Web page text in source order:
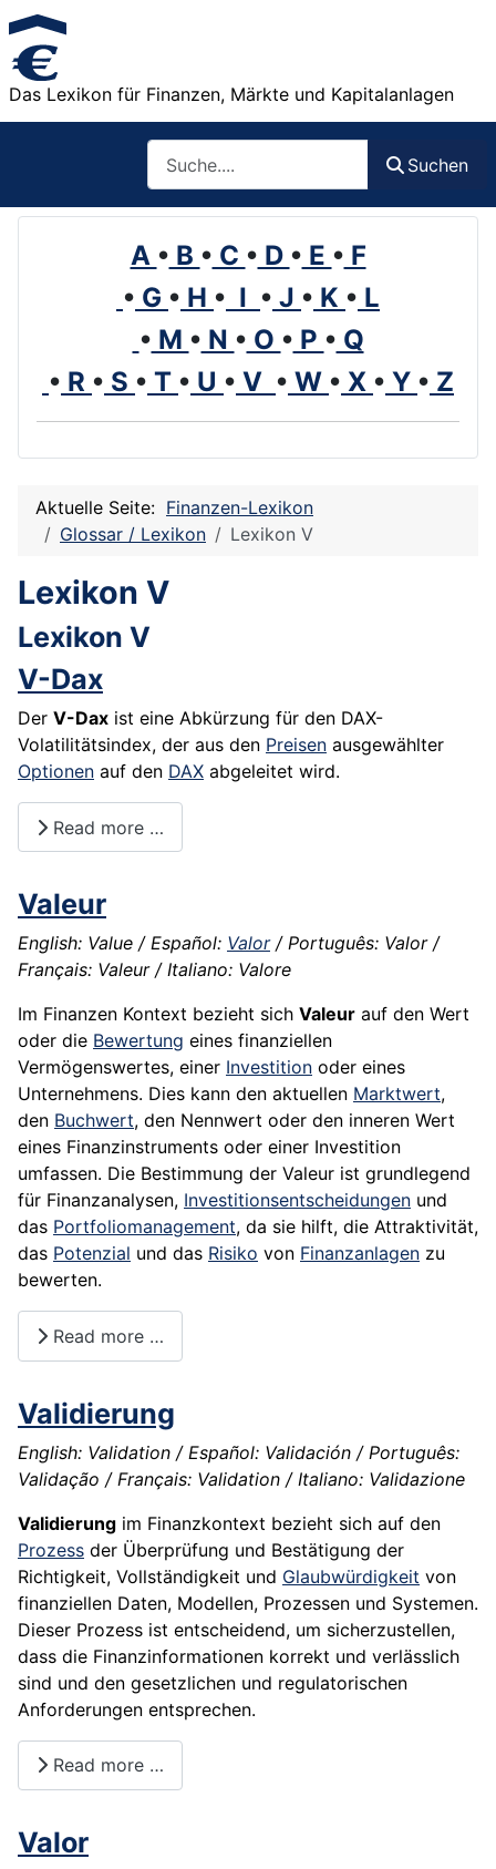
Das Lexikon für Finanzen, Märkte und Kapitalanlagen
Suchen
A • B • C • D • E • F
• G • H • I • J • K • L
• M • N • O • P • Q
• R • S • T • U • V • W • X • Y • Z
Aktuelle Seite: Finanzen-Lexikon
Glossar / Lexikon
Lexikon V
Lexikon V
Lexikon V
V-Dax
Der V-Dax ist eine Abkürzung für den DAX-
Volatilitätsindex, der aus den Preisen ausgewählter
Optionen auf den DAX abgeleitet wird.
Read more …
Valeur
English: Value / Español: Valor/ Português: Valor /
Français: Valeur / Italiano: Valore
Im Finanzen Kontext bezieht sich Valeur auf den Wert
oder die Bewertung eines finanziellen
Vermögenswertes, einer Investition oder eines
Unternehmens. Dies kann den aktuellen Marktwert,
den Buchwert, den Nennwert oder den inneren Wert
eines Finanzinstruments oder einer Investition
umfassen. Die Bestimmung der Valeur ist grundlegend
für Finanzanalysen, Investitionsentscheidungen und
das Portfoliomanagement, da sie hilft, die Attraktivität,
das Potenzial und das Risiko von Finanzanlagen zu
bewerten.
Read more …
Validierung
English: Validation / Español: Validación / Português:
Validação / Français: Validation / Italiano: Validazione
Validierung im Finanzkontext bezieht sich auf den
Prozess der Überprüfung und Bestätigung der
Richtigkeit, Vollständigkeit und Glaubwürdigkeit von
finanziellen Daten, Modellen, Prozessen und Systemen.
Dieser Prozess ist entscheidend, um sicherzustellen,
dass die Finanzinformationen korrekt und verlässlich
sind und den gesetzlichen und regulatorischen
Anforderungen entsprechen.
Read more …
Valor